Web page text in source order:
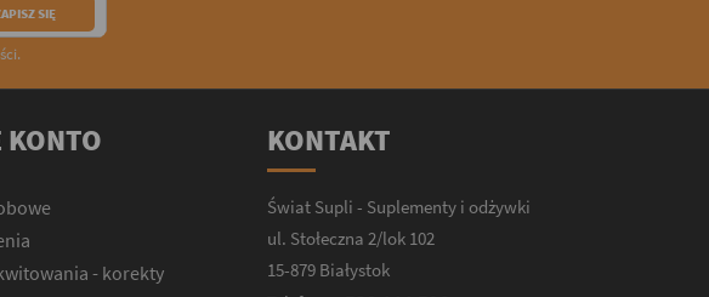
.
KONTO
- korekty
KONTAKT
Świat Supli - Suplementy i odżywki
ul. Stołeczna 2/lok 102
15-879 Białystok